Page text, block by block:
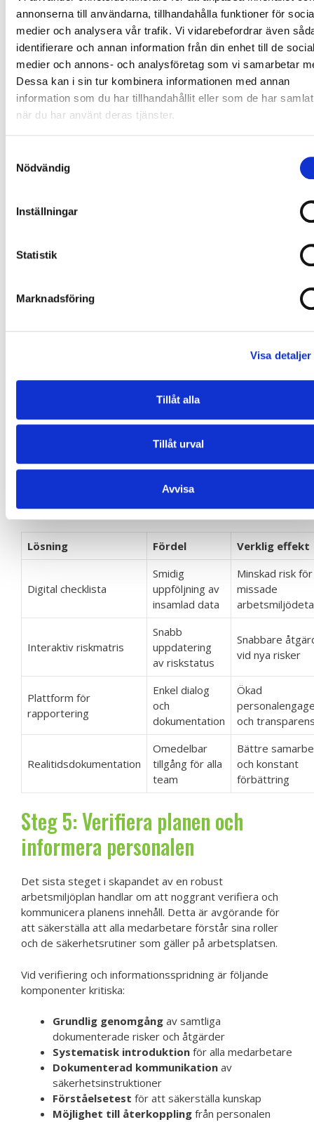
annonserna till användarna, tillhandahålla funktioner för
medier och analysera vår trafik. Vi vidarebefordrar även
identifierare och annan information från din enhet till de
medier och annons- och analysföretag som vi samarbetar
Dessa kan i sin tur kombinera informationen med annan
information som du har tillhandahållit eller som de har
när du har använt deras tjänster.
Nödvändig
Inställningar
Statistik
Marknadsföring
Visa detaljer
Tillåt alla
Tillåt urval
Avvisa
Juridiskt korrekt och heltäckande
Kom ihåg: En dokumentation är bara
värdefull om den faktiskt används och
förstås av alla.
regelbundet revidera och uppdatera informationen
dokumentationen mellan olika team.
Här är en översikt över hur digitala verktyg kan
förstärka arbetsmiljöplanens effektivitet:
Lösning Fördel Verklig effekt
Digital checklista
Smidig
uppföljning av
insamlad data
Minskad risk för
missade
Interaktiv riskmatris
Snabb
uppdatering
av riskstatus
Snabbare
vid nya risker
Plattform för
rapportering
Enkel dialog
och
dokumentation
Ökad
och
Realitidsdokumentation
Omedelbar
tillgång för alla
team
Bättre
och konstant
förbättring
Steg 5: Verifiera planen och
informera personalen
Det sista steget i skapandet av en robust
arbetsmiljöplan handlar om att noggrant verifiera och
kommunicera planens innehåll. Detta är avgörande för
att säkerställa att alla medarbetare förstår sina roller
och de säkerhetsrutiner som gäller på arbetsplatsen.
Vid verifiering och informationsspridning är följande
komponenter kritiska:
Grundlig genomgång av samtliga
dokumenterade risker och åtgärder
Systematisk introduktion för alla medarbetare
Dokumenterad kommunikation av
säkerhetsinstruktioner
Förståelsetest för att säkerställa kunskap
Möjlighet till återkoppling från personalen